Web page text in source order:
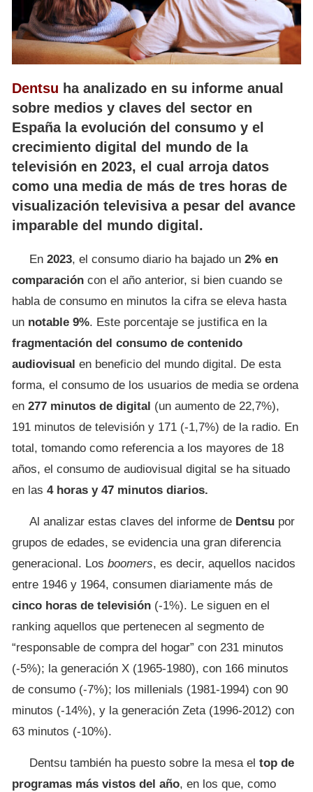
Dentsu ha analizado en su informe anual
sobre medios y claves del sector en
España la evolución del consumo y el
crecimiento digital del mundo de la
televisión en 2023, el cual arroja datos
como una media de más de tres horas de
visualización televisiva a pesar del avance
imparable del mundo digital.
En 2023, el consumo diario ha bajado un 2% en
comparación con el año anterior, si bien cuando se
habla de consumo en minutos la cifra se eleva hasta
un notable 9%. Este porcentaje se justifica en la
fragmentación del consumo de contenido
audiovisual en beneficio del mundo digital. De esta
forma, el consumo de los usuarios de media se ordena
en 277 minutos de digital (un aumento de 22,7%),
191 minutos de televisión y 171 (-1,7%) de la radio. En
total, tomando como referencia a los mayores de 18
años, el consumo de audiovisual digital se ha situado
en las 4 horas y 47 minutos diarios.
Al analizar estas claves del informe de Dentsu por
grupos de edades, se evidencia una gran diferencia
generacional. Los boomers, es decir, aquellos nacidos
entre 1946 y 1964, consumen diariamente más de
cinco horas de televisión (-1%). Le siguen en el
ranking aquellos que pertenecen al segmento de
“responsable de compra del hogar” con 231 minutos
(-5%); la generación X (1965-1980), con 166 minutos
de consumo (-7%); los millenials (1981-1994) con 90
minutos (-14%), y la generación Zeta (1996-2012) con
63 minutos (-10%).
Dentsu también ha puesto sobre la mesa el top de
programas más vistos del año, en los que, como